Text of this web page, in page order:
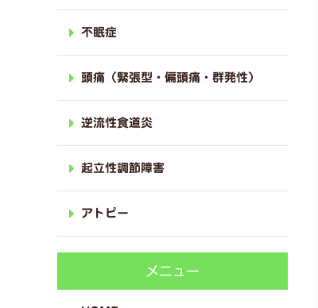
不眠症
頭痛（緊張型・偏頭痛・群発性）
逆流性食道炎
起立性調節障害
アトピー
メニュー